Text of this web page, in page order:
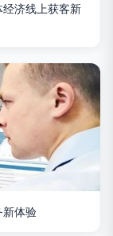
济线上获客新
新体验